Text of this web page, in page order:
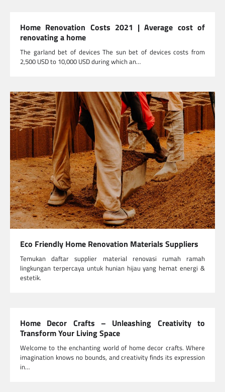
Home Renovation Costs 2021 | Average cost of
renovating a home
The garland bet of devices The sun bet of devices costs from
2,500 USD to 10,000 USD during which an…
Eco Friendly Home Renovation Materials Suppliers
Temukan daftar supplier material renovasi rumah ramah
lingkungan terpercaya untuk hunian hijau yang hemat energi &
estetik.
Home Decor Crafts – Unleashing Creativity to
Transform Your Living Space
Welcome to the enchanting world of home decor crafts. Where
imagination knows no bounds, and creativity finds its expression
in…